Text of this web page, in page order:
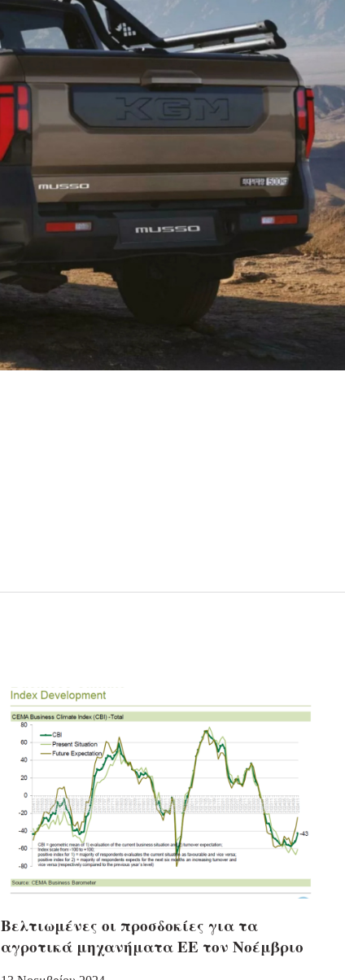
Βελτιωμένες οι προσδοκίες για τα
αγροτικά μηχανήματα ΕΕ τον Νοέμβριο